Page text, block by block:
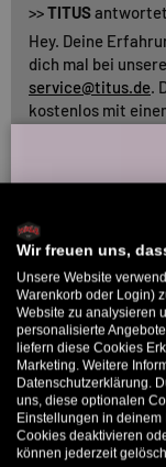
>>TITUS
Hey. Deine
dich mal bei
service@titus.de.
kostenlos mit
Philipp Schmidt
Legendäres Video
Das legendäre Video
Nostalgie pur, nicht
Andreas
Bis zu 11% Rabatt
5% ab
E-Mail
MÄNNER
Wir freuen uns,
Unsere Website
Warenkorb oder Login)
Website zu analysieren
personalisierte
liefern diese Cookies
Marketing. Weitere
Datenschutzerklärung.
uns, diese optionalen
Einstellungen in deinem
Cookies deaktivieren
können jederzeit